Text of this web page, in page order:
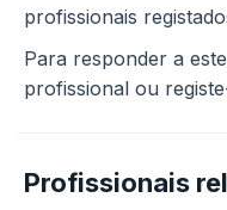
profissionais
Para responder a
profissional ou
Profissionais